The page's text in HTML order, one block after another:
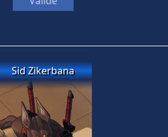
Sid Zikerbana